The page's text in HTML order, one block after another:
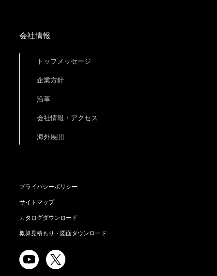
会社情報
トップメッセージ
企業方針
沿革
会社情報・アクセス
海外展開
プライバシーポリシー
サイトマップ
カタログダウンロード
概算見積もり・図面ダウンロード